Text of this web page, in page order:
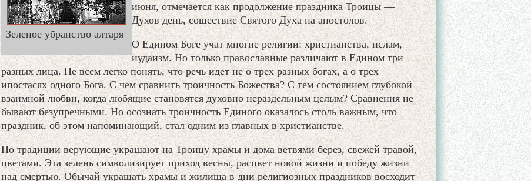
Зеленое убранство алтаря
июня, отмечается как продолжение праздника Троицы —
Духов день, сошествие Святого Духа на апостолов.
О Едином Боге учат многие религии: христианства, ислам,
иудаизм. Но только православные различают в Едином три
разных лица. Не всем легко понять, что речь идет не о трех разных богах, а о трех
ипостасях одного Бога. С чем сравнить троичность Божества? С тем состоянием глубокой
взаимной любви, когда любящие становятся духовно нераздельным целым? Сравнения не
бывают безупречными. Но осознать троичность Единого оказалось столь важным, что
праздник, об этом напоминающий, стал одним из главных в христианстве.
По традиции верующие украшают на Троицу храмы и дома ветвями берез, свежей травой,
цветами. Эта зелень символизирует приход весны, расцвет новой жизни и победу жизни
над смертью. Обычай украшать храмы и жилища в дни религиозных праздников восходит